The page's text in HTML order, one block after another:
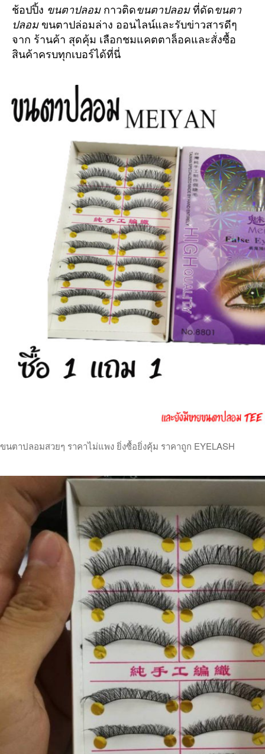
ช้อปปิ้ง ขนตาปลอมกาวติดขนตาปลอมที่ดัดขนตา
ปลอมขนตาปล่อมล่าง ออนไลน์และรับข่าวสารดีๆ
จาก ร้านค้า สุดคุ้ม เลือกชมแคตตาล็อคและสั่งซื้อ
สินค้าครบทุกเบอร์ได้ที่นี่
ขนตาปลอมสวยๆ ราคาไม่แพง ยิ่งซื้อยิ่งคุ้ม ราคาถูก EYELASH